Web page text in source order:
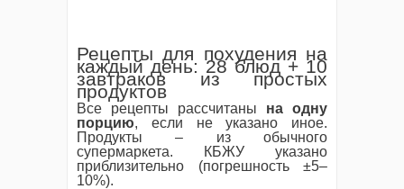
Рецепты для похудения на
каждый день: 28 блюд + 10
завтраков из простых
продуктов
Все рецепты рассчитаны на одну
порцию, если не указано иное.
Продукты – из обычного
супермаркета. КБЖУ указано
приблизительно (погрешность ±5–
10%).